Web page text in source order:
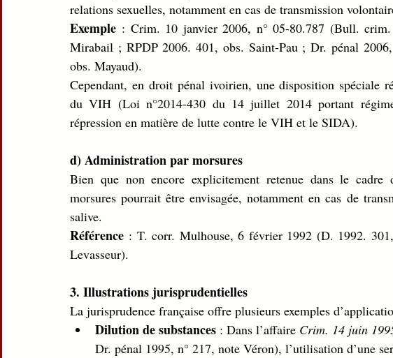
relations sexuelles, notamment en cas de transmission
Exemple : Crim. 10 janvier 2006, n° 05-80.787 (Bull.
Mirabail ; RPDP 2006. 401, obs. Saint-Pau ; Dr. pénal
obs. Mayaud).
Cependant, en droit pénal ivoirien, une disposition spéciale
du VIH (Loi n°2014-430 du 14 juillet 2014 portant
répression en matière de lutte contre le VIH et le SIDA).
d) Administration par morsures
Bien que non encore explicitement retenue dans le cadre
morsures pourrait être envisagée, notamment en cas de
salive.
Référence : T. corr. Mulhouse, 6 février 1992 (D. 1992.
Levasseur).
3. Illustrations jurisprudentielles
La jurisprudence française offre plusieurs exemples
Dilution de substances : Dans l’affaire Crim. 14 juin
Dr. pénal 1995, n° 217, note Véron), l’utilisation d’une